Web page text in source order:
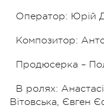
Оператор: Юрій
Композитор:
Продюсерка –
В ролях:
Вітовська, Євген